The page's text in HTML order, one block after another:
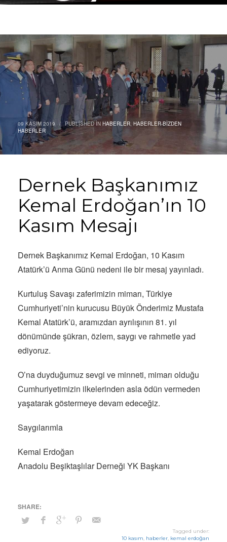
09 KASIM 2019 / PUBLISHED IN HABERLER HABERLER-BIZDEN
HABERLER
Dernek Başkanımız
Kemal Erdoğan’ın 10
Kasım Mesajı
Dernek Başkanımız Kemal Erdoğan, 10 Kasım
Atatürk’ü Anma Günü nedeni ile bir mesaj yayınladı.
Kurtuluş Savaşı zaferimizin mimarı, Türkiye
Cumhuriyeti’nin kurucusu Büyük Önderimiz Mustafa
Kemal Atatürk’ü, aramızdan ayrılışının 81. yıl
dönümünde şükran, özlem, saygı ve rahmetle yad
ediyoruz.
O’na duyduğumuz sevgi ve minneti, mimarı olduğu
Cumhuriyetimizin ilkelerinden asla ödün vermeden
yaşatarak göstermeye devam edeceğiz.
Saygılarımla
Kemal Erdoğan
Anadolu Beşiktaşlılar Derneği YK Başkanı
Tagged under:
10 kasım, haberler, kemal erdoğan